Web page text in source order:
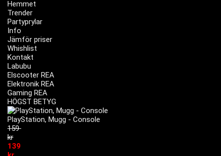
Hemmet
Trender
Partyprylar
Info
Jämför priser
Whishlist
Kontakt
Labubu
Elscooter REA
Elektronik REA
Gaming REA
HÖGST BETYG
PlayStation, Mugg - Console
159
kr
139